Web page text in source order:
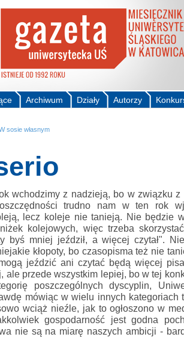
Autorzy
Działy
Archiwum
sosie własnym
wchodzimy z nadzieją, bo w związku z
trudno nam w ten rok
lecz koleje nie tanieją. Nie będzie
kolejowych, więc trzeba
byś mniej jeździł, a więcej czytał".
kłopoty, bo czasopisma też nie
jeździć ani czytać będą więcej
ale przede wszystkim lepiej, bo w tej
poszczególnych dyscyplin,
mówiąc w wielu innych kategoriach
wciąż nieźle, jak to ogłoszono w
gospodarność jest godna
nie są na miarę naszych ambicji -